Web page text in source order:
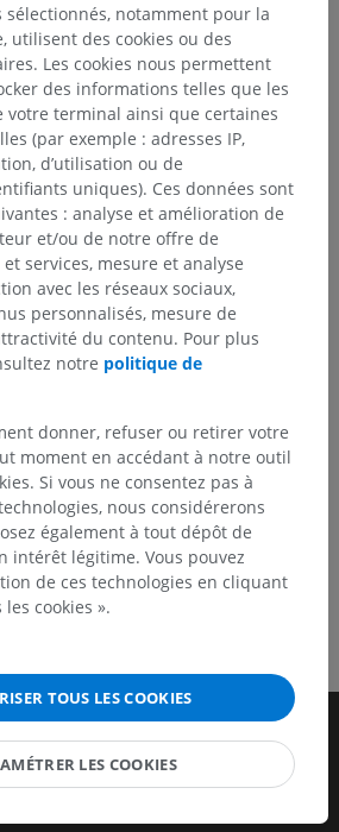
erreur ?
suggérer une correction, une
de contenu.
Signaler un problème
sélectionnés, notamment pour la
utilisent des cookies ou des
Les cookies nous permettent
des informations telles que les
votre terminal ainsi que certaines
(par exemple : adresses IP,
d’utilisation ou de
uniques). Ces données sont
: analyse et amélioration de
et/ou de notre offre de
services, mesure et analyse
avec les réseaux sociaux,
personnalisés, mesure de
du contenu. Pour plus
notre politique de
donner, refuser ou retirer votre
moment en accédant à notre outil
Si vous ne consentez pas à
nous considérerons
également à tout dépôt de
intérêt légitime. Vous pouvez
de ces technologies en cliquant
cookies ».
TOUS LES COOKIES
LES COOKIES